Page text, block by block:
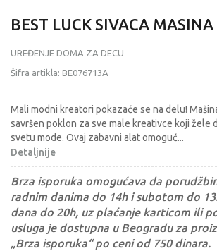
BEST LUCK SIVACA
UREĐENJE DOMA ZA DECU
Šifra artikla: BE076713A
Mali modni kreatori pokazaće se na delu!
savršen poklon za sve male kreativce koji žele
svetu mode. Ovaj zabavni alat omoguć...
Detaljnije
Brza isporuka omogućava da
radnim danima do 14h i subotom do
dana do 20h, uz plaćanje karticom ili
usluga je dostupna u Beogradu za
„Brza isporuka“ po ceni od 750 dinara.